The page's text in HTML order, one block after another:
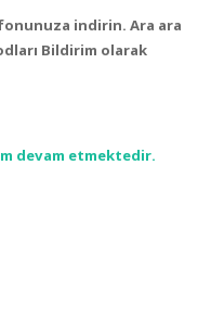
indirin. Ara ara
Bildirim olarak
devam etmektedir.